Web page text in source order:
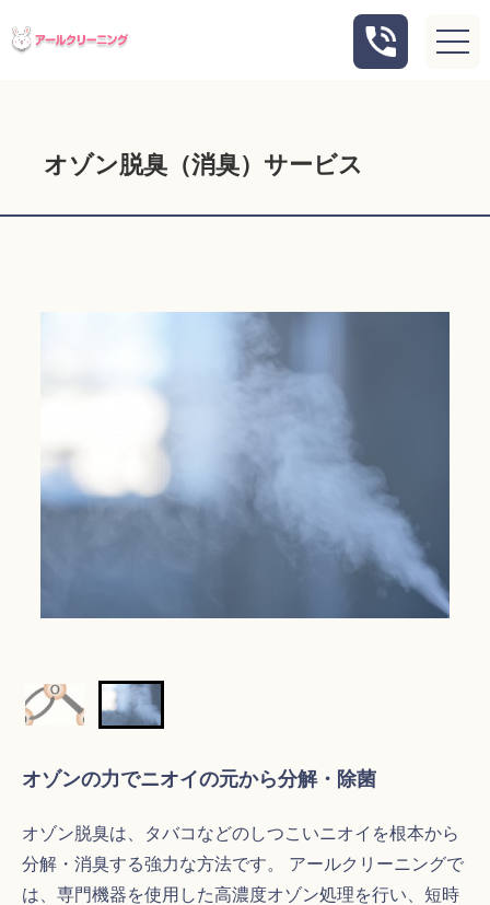
オゾン脱臭（消臭）サービス
オゾンの力でニオイの元から分解・除菌
オゾン脱臭は、タバコなどのしつこいニオイを根本から
分解・消臭する強力な方法です。 アールクリーニングで
は、専門機器を使用した高濃度オゾン処理を行い、短時